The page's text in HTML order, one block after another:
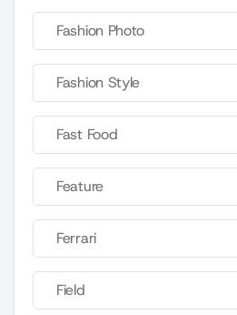
Fashion Photo
Fashion Style
Fast Food
Feature
Ferrari
Field